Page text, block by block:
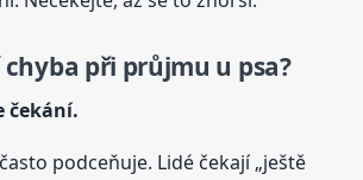
chyba při průjmu u psa?
čekání.
podceňuje. Lidé čekají „ještě